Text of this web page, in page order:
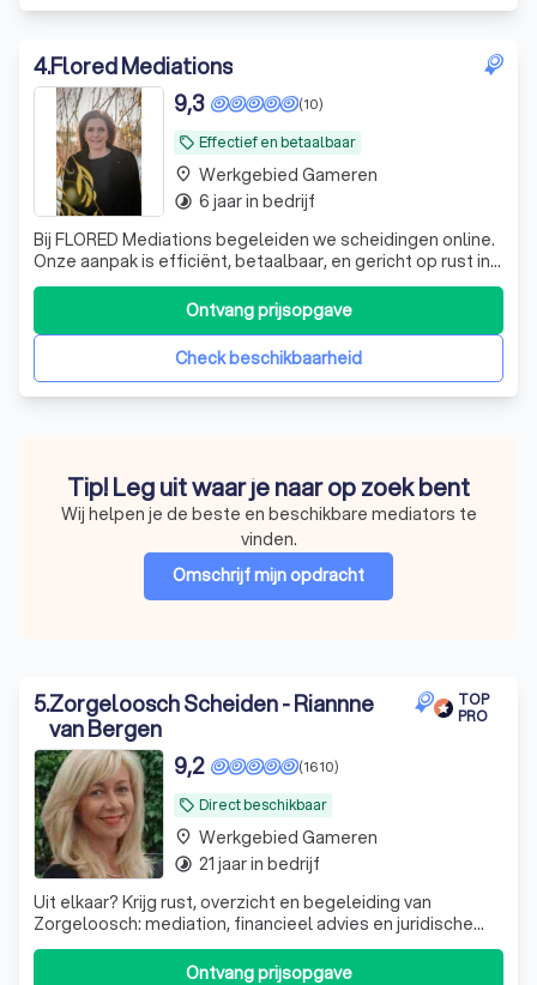
4.Flored Mediations
local_offer Effectief en betaalbaar
(10)
9,3
Bij FLORED Mediations begeleiden we scheidingen online.
Onze aanpak is efficiënt, betaalbaar, en gericht op rust in
een emotionele periode. Ook werken we via de RvRvoor
gesubsideieerde bijstand
Check beschikbaarheid
Ontvang prijsopgave
place Werkgebied Gameren
timelapse 6 jaar in bedrijf
Tip! Leg uit waar je naar op zoek bent
Wij helpen je de beste en beschikbare mediators te
vinden.
Omschrijf mijn opdracht
5.Zorgeloosch Scheiden - Riannne
van Bergen
TOP
PRO
local_offer Direct beschikbaar
(1610)
9,2
Uit elkaar? Krijg rust, overzicht en begeleiding van
Zorgeloosch: mediation, financieel advies en juridische
hulp onder één dak. Plan vrijblijvend een
kennismakingsgesprek.Ontvang prijsopgave
place Werkgebied Gameren
timelapse 21 jaar in bedrijf